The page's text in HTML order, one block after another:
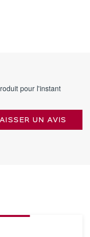
pour l'instant
UN AVIS